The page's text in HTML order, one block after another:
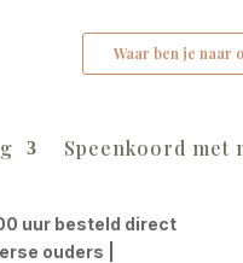
Speenkoord met
uur besteld direct
ouders |